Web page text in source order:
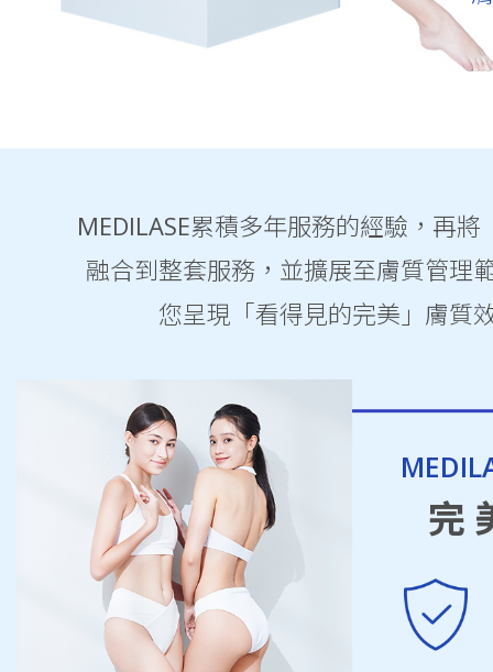
MEDILASE累積多年服務的經驗，再
融合到整套服務，並擴展至膚質管理
您呈現「看得見的完美」膚質
完